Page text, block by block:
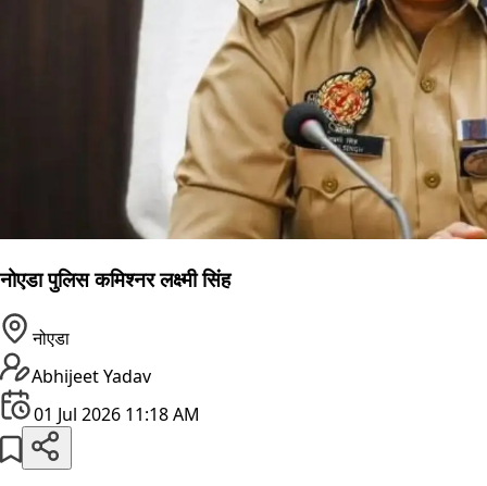
नोएडा पुलिस कमिश्नर लक्ष्मी सिंह
नोएडा
Abhijeet Yadav
01 Jul 2026 11:18 AM